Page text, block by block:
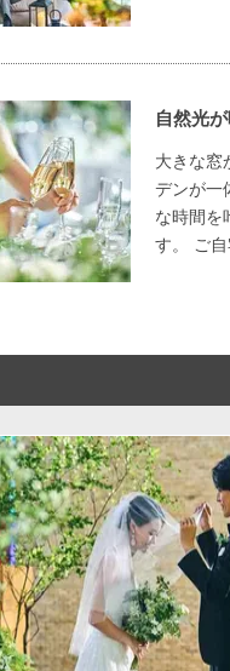
自然光
大きな窓
デンが一
な時間を
す。 ご